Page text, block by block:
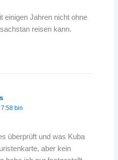
einigen Jahren nicht ohne
reisen kann.
bin
überprüft und was Kuba
aber kein